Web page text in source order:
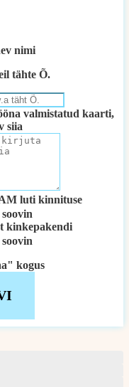
nimi
tähte Õ.
valmistatud kaarti,
siia
luti kinnituse
kinkepakendi
kogus